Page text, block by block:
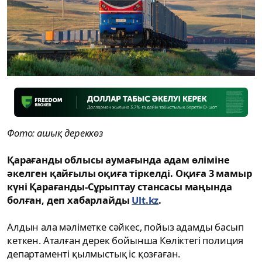
Фото: ашық дереккөз
Қарағанды облысы аумағында адам өліміне
әкелген қайғылы оқиға тіркелді. Оқиға 3 мамыр
күні Қарағанды-Сұрыптау стансасы маңында
болған, деп хабарлайды Ult.kz.
Алдын ала мәліметке сәйкес, пойыз адамды басып
кеткен. Аталған дерек бойынша Көліктегі полиция
департаменті қылмыстық іс қозғаған.